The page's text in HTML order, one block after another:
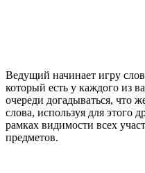
Ведущий начинает игру
который есть у каждого из
очереди догадываться, что
слова, используя для этого
рамках видимости всех
предметов.